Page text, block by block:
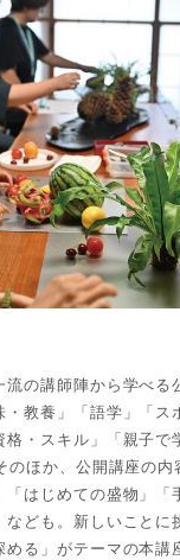
の講師陣から学べる
教養」「語学」「ス
格・スキル」「親子で
のほか、公開講座の内
「はじめての盛物」「
ども。新しいことに
る」がテーマの本講